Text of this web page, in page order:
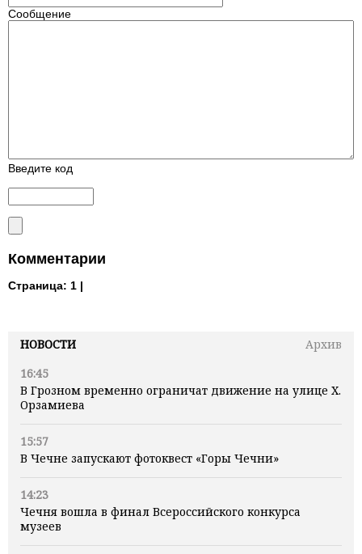
НОВОСТИ
Архив
16:45
В Грозном временно ограничат движение на улице Х.
Орзамиева
15:57
В Чечне запускают фотоквест «Горы Чечни»
14:23
Чечня вошла в финал Всероссийского конкурса
музеев
Сообщение
Введите код
Комментарии
Страница: 1 |